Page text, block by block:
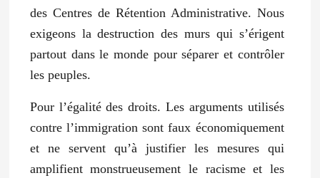
des Centres de Rétention Administrative. Nous
exigeons la destruction des murs qui s’érigent
partout dans le monde pour séparer et contrôler
les peuples.
Pour l’égalité des droits. Les arguments utilisés
contre l’immigration sont faux économiquement
et ne servent qu’à justifier les mesures qui
amplifient monstrueusement le racisme et les